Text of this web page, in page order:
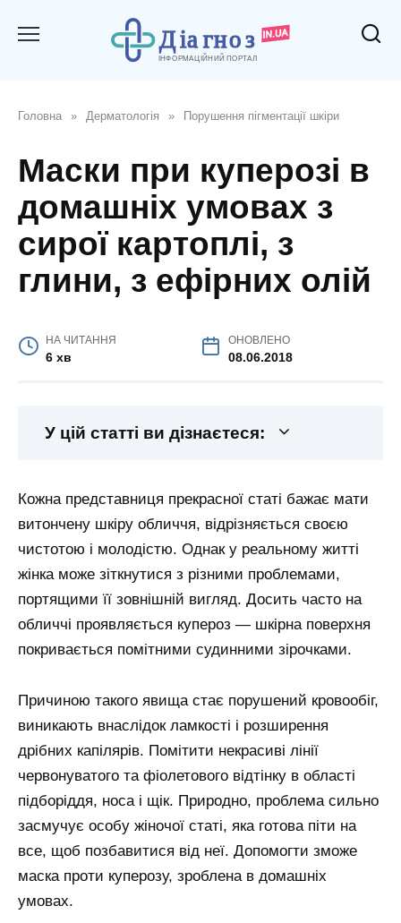
Головна » Дерматологія » Порушення пігментації шкіри
Маски при куперозі в
домашніх умовах з
сирої картоплі, з
глини, з ефірних олій
НА ЧИТАННЯ
6 хв
ОНОВЛЕНО
08.06.2018
У цій статті ви дізнаєтеся:
Кожна представниця прекрасної статі бажає мати
витончену шкіру обличчя, відрізняється своєю
чистотою і молодістю. Однак у реальному житті
жінка може зіткнутися з різними проблемами,
портящими її зовнішній вигляд. Досить часто на
обличчі проявляється купероз — шкірна поверхня
покривається помітними судинними зірочками.
Причиною такого явища стає порушений кровообіг,
виникають внаслідок ламкості і розширення
дрібних капілярів. Помітити некрасиві лінії
червонуватого та фіолетового відтінку в області
підборіддя, носа і щік. Природно, проблема сильно
засмучує особу жіночої статі, яка готова піти на
все, щоб позбавитися від неї. Допомогти зможе
маска проти куперозу, зроблена в домашніх
умовах.